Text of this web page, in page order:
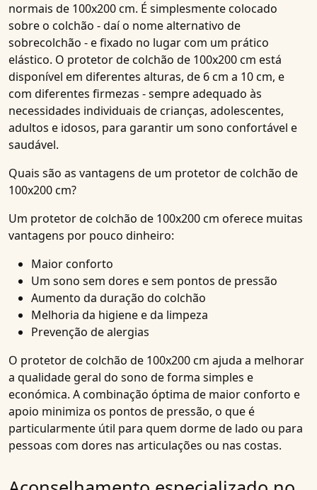
normais de 100x200 cm. É simplesmente colocado
sobre o colchão - daí o nome alternativo de
sobrecolchão - e fixado no lugar com um prático
elástico. O protetor de colchão de 100x200 cm está
disponível em diferentes alturas, de 6 cm a 10 cm, e
com diferentes firmezas - sempre adequado às
necessidades individuais de crianças, adolescentes,
adultos e idosos, para garantir um sono confortável e
saudável.
Quais são as vantagens de um protetor de colchão de
100x200 cm?
Um protetor de colchão de 100x200 cm oferece muitas
vantagens por pouco dinheiro:
Maior conforto
Um sono sem dores e sem pontos de pressão
Aumento da duração do colchão
Melhoria da higiene e da limpeza
Prevenção de alergias
O protetor de colchão de 100x200 cm ajuda a melhorar
a qualidade geral do sono de forma simples e
económica. A combinação óptima de maior conforto e
apoio minimiza os pontos de pressão, o que é
particularmente útil para quem dorme de lado ou para
pessoas com dores nas articulações ou nas costas.